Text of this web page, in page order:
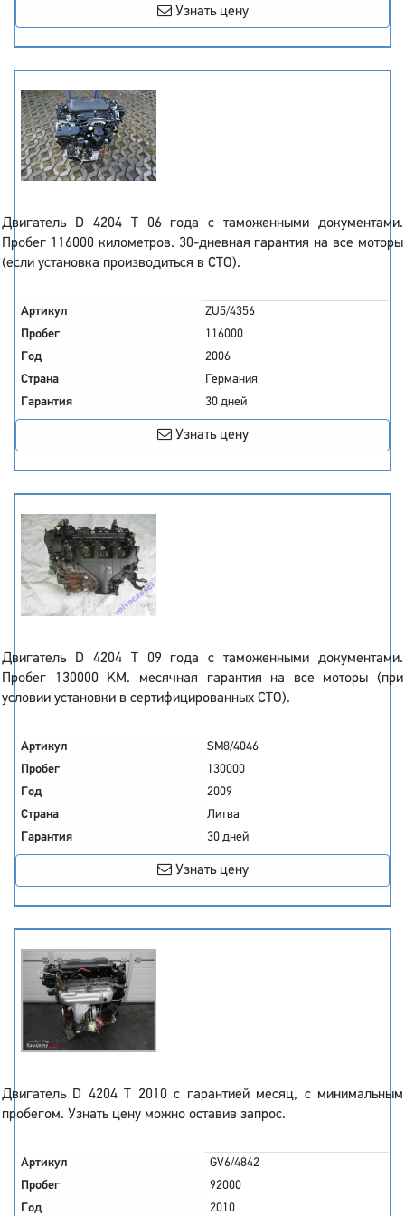
Узнать цену
Двигатель D 4204 T 06 года с таможенными документами.
Пробег 116000 километров. 30-дневная гарантия на все моторы
(если установка производиться в СТО).
Артикул
ZU5/4356
Пробег
116000
Год
2006
Страна
Германия
Гарантия
30 дней
Узнать цену
Двигатель D 4204 T 09 года с таможенными документами.
Пробег 130000 KM. месячная гарантия на все моторы (при
условии установки в сертифицированных СТО).
Артикул
SM8/4046
Пробег
130000
Год
2009
Страна
Литва
Гарантия
30 дней
Узнать цену
Двигатель D 4204 T 2010 с гарантией месяц, с минимальным
пробегом. Узнать цену можно оставив запрос.
Артикул
GV6/4842
Пробег
92000
Год
2010